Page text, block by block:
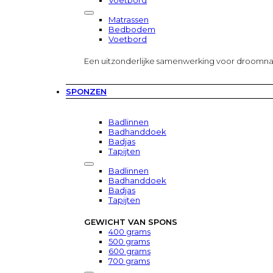
Matrassen
Bedbodem
Voetbord
Een uitzonderlijke samenwerking voor
SPONZEN
Badlinnen
Badhanddoek
Badjas
Tapijten
Badlinnen
Badhanddoek
Badjas
Tapijten
GEWICHT VAN SPONS
400 grams
500 grams
600 grams
700 grams